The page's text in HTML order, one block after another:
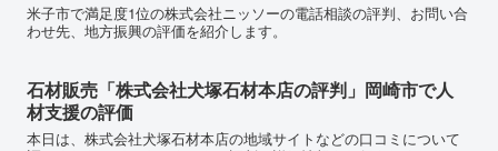
米子市で満足度1位の株式会社ニッソーの電話相談の評判、お問い合
わせ先、地方振興の評価を紹介します。
石材販売「株式会社犬塚石材本店の評判」岡崎市で人
材支援の評価
本日は、株式会社犬塚石材本店の地域サイトなどの口コミについて